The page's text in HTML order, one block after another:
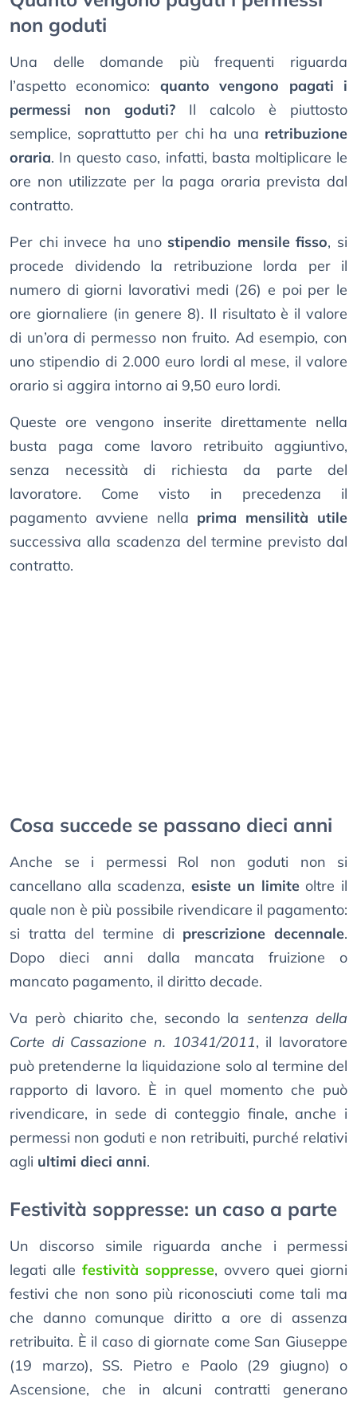
non goduti
Una delle domande più frequenti riguarda
l’aspetto economico: quanto vengono pagati i
permessi non goduti? Il calcolo è piuttosto
semplice, soprattutto per chi ha una retribuzione
oraria. In questo caso, infatti, basta moltiplicare le
ore non utilizzate per la paga oraria prevista dal
contratto.
Per chi invece ha uno stipendio mensile fisso, si
procede dividendo la retribuzione lorda per il
numero di giorni lavorativi medi (26) e poi per le
ore giornaliere (in genere 8). Il risultato è il valore
di un’ora di permesso non fruito. Ad esempio, con
uno stipendio di 2.000 euro lordi al mese, il valore
orario si aggira intorno ai 9,50 euro lordi.
Queste ore vengono inserite direttamente nella
busta paga come lavoro retribuito aggiuntivo,
senza necessità di richiesta da parte del
lavoratore. Come visto in precedenza il
pagamento avviene nella prima mensilità utile
successiva alla scadenza del termine previsto dal
contratto.
Cosa succede se passano dieci anni
Anche se i permessi Rol non goduti non si
cancellano alla scadenza,esiste un limiteoltre il
quale non è più possibile rivendicare il pagamento:
si tratta del termine di prescrizione decennale.
Dopo dieci anni dalla mancata fruizione o
mancato pagamento, il diritto decade.
Va però chiarito che, secondo la sentenza della
Corte di Cassazione n. 10341/2011, il lavoratore
può pretenderne la liquidazione solo al termine del
rapporto di lavoro. È in quel momento che può
rivendicare, in sede di conteggio finale, anche i
permessi non goduti e non retribuiti, purché relativi
agli ultimi dieci anni.
Festività soppresse: un caso a parte
Un discorso simile riguarda anche i permessi
legati alle festività soppresse, ovvero quei giorni
festivi che non sono più riconosciuti come tali ma
che danno comunque diritto a ore di assenza
retribuita. È il caso di giornate come San Giuseppe
(19 marzo), SS. Pietro e Paolo (29 giugno) o
Ascensione, che in alcuni contratti generano